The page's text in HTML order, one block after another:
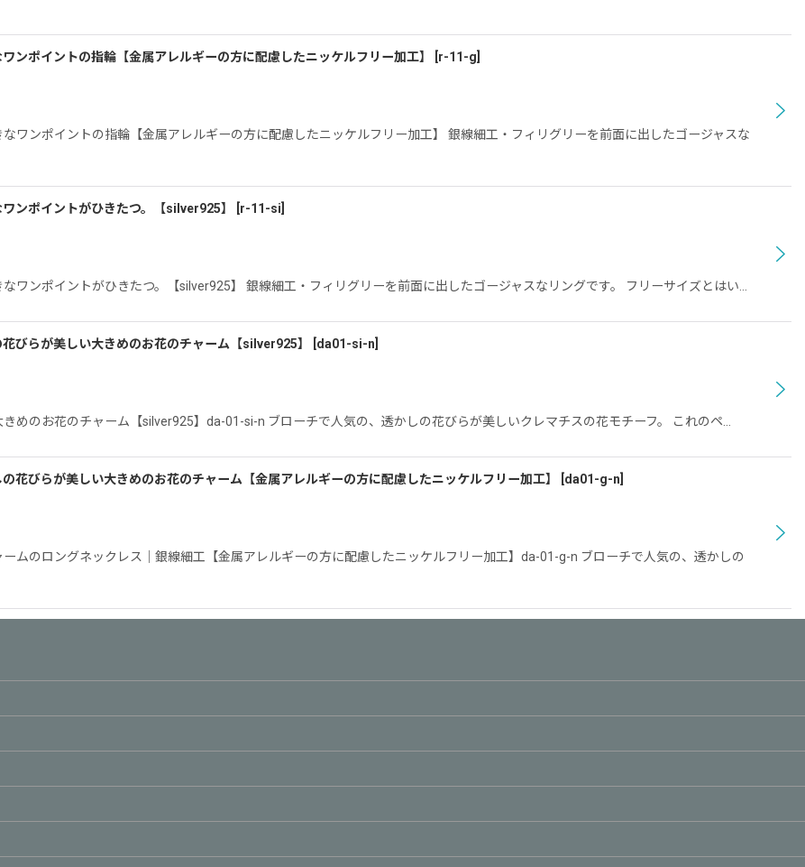
ンポイントの指輪【金属アレルギーの方に配慮したニッケルフリー加工】 r-11-g
ワンポイントの指輪【金属アレルギーの方に配慮したニッケルフリー加工】 銀線細工・フィリグリーを前面に出したゴージャスな
ンポイントがひきたつ。【silver925】 r-11-si
ワンポイントがひきたつ。【silver925】 銀線細工・フィリグリーを前面に出したゴージャスなリングです。 フリーサイズとはい…
びらが美しい大きめのお花のチャーム【silver925】 da01-si-n
めのお花のチャーム【silver925】da-01-si-n ブローチで人気の、透かしの花びらが美しいクレマチスの花モチーフ。 これのペ…
花びらが美しい大きめのお花のチャーム【金属アレルギーの方に配慮したニッケルフリー加工】 da01-g-n
ムのロングネックレス｜銀線細工【金属アレルギーの方に配慮したニッケルフリー加工】da-01-g-n ブローチで人気の、透かしの